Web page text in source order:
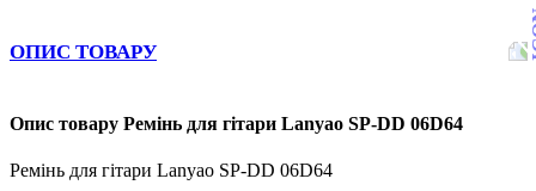
ОПИС ТОВАРУ
Опис товару Ремінь для гітари Lanyao SP-DD 06D64
Ремінь для гітари Lanyao SP-DD 06D64